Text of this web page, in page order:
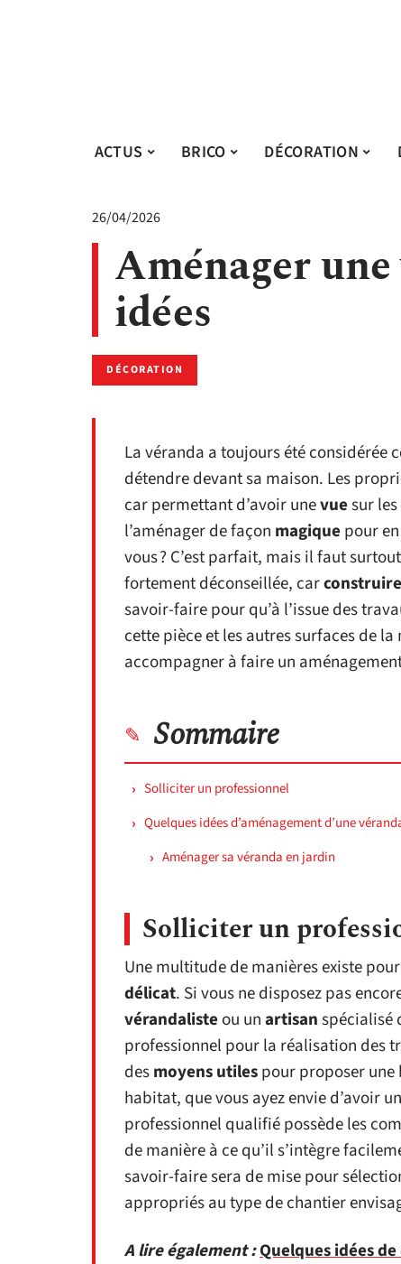
ACTUS BRICO DÉCORATION
26/04/2026
Aménager
idées
DÉCORATION
La véranda a toujours été considérée
détendre devant sa maison. Les
car permettant d’avoir unevuesur les
l’aménager de façon magique pour
vous ? C’est parfait, mais il faut
fortement déconseillée, carconstruire
savoir-faire pour qu’à l’issue des
cette pièce et les autres surfaces de
accompagner à faire un
Sommaire
Solliciter un professionnel
Quelques idées d’aménagement d’une
Aménager sa véranda en jardin
Solliciter un
Une multitude de manières existe
délicat. Si vous ne disposez pas
vérandaliste ou unartisanspécialisé
professionnel pour la réalisation des
desmoyens utilespour proposer une
habitat, que vous ayez envie d’avoir
professionnel qualifié possède les
de manière à ce qu’il s’intègre
savoir-faire sera de mise pour
appropriés au type de chantier
A lire également :Quelques idées